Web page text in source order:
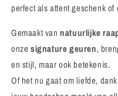
perfect als attent geschenk
Gemaakt vannatuurlijke
onzesignature geuren,
en stijl, maar ook betekenis.
Of het nu gaat om liefde,